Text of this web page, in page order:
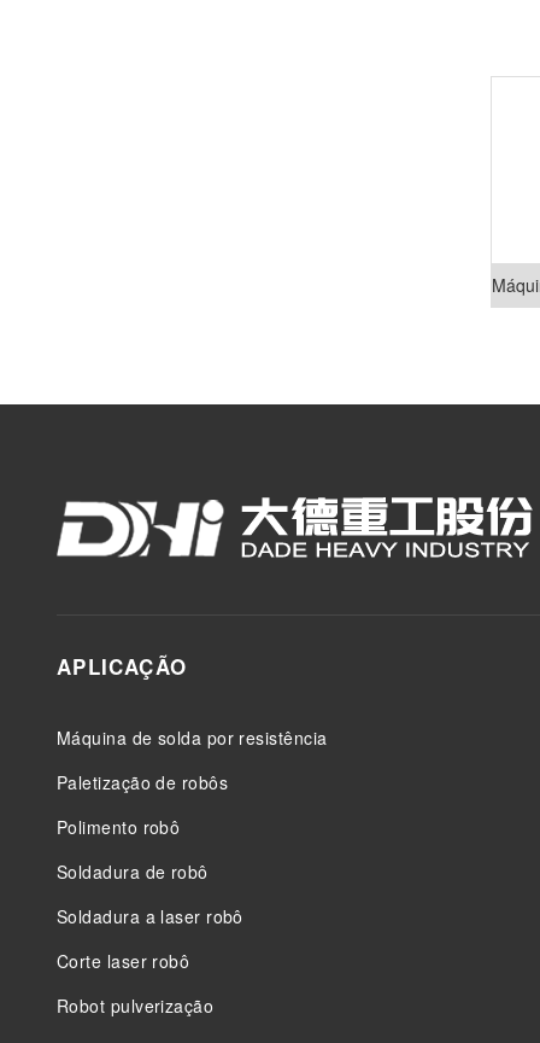
APLICAÇÃO
Máquina de solda por resistência
Paletização de robôs
Polimento robô
Soldadura de robô
Soldadura a laser robô
Corte laser robô
Robot pulverização